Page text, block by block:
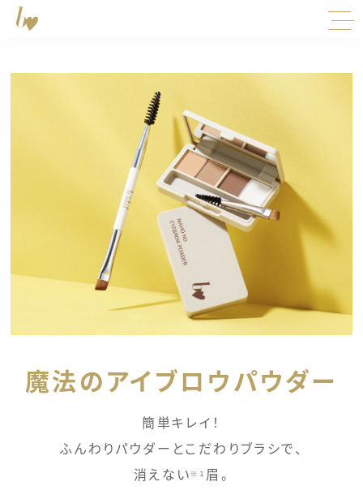
魔法のアイブロウパウダー
簡単キレイ！
ふんわりパウダーとこだわりブラシで、
消えない ※１ 眉。